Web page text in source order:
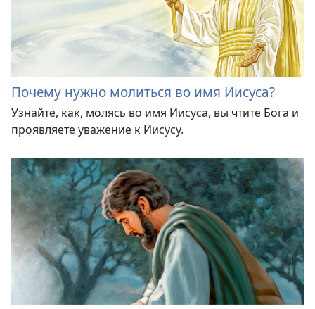
Почему нужно молиться во имя Иисуса?
Узнайте, как, молясь во имя Иисуса, вы чтите Бога и
проявляете уважение к Иисусу.